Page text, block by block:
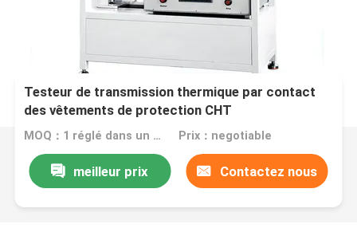
Testeur de transmission thermique par contact
des vêtements de protection CHT
MOQ：1 réglé dans un ordre Prix：negotiable
meilleur prix Contactez nous